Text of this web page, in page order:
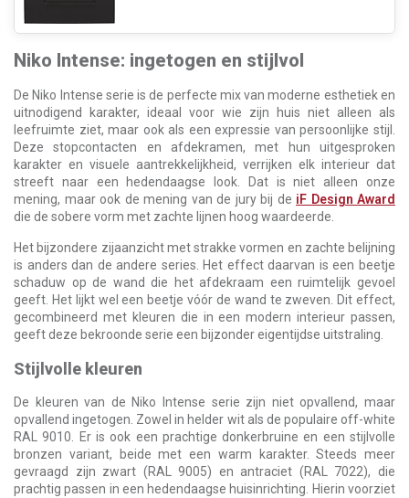
Niko Intense: ingetogen en stijlvol
De Niko Intense serie is de perfecte mix van moderne esthetiek en
uitnodigend karakter, ideaal voor wie zijn huis niet alleen als
leefruimte ziet, maar ook als een expressie van persoonlijke stijl.
Deze stopcontacten en afdekramen, met hun uitgesproken
karakter en visuele aantrekkelijkheid, verrijken elk interieur dat
streeft naar een hedendaagse look. Dat is niet alleen onze
mening, maar ook de mening van de jury bij de iF Design Award
die de sobere vorm met zachte lijnen hoog waardeerde.
Het bijzondere zijaanzicht met strakke vormen en zachte belijning
is anders dan de andere series. Het effect daarvan is een beetje
schaduw op de wand die het afdekraam een ruimtelijk gevoel
geeft. Het lijkt wel een beetje vóór de wand te zweven. Dit effect,
gecombineerd met kleuren die in een modern interieur passen,
geeft deze bekroonde serie een bijzonder eigentijdse uitstraling.
Stijlvolle kleuren
De kleuren van de Niko Intense serie zijn niet opvallend, maar
opvallend ingetogen. Zowel in helder wit als de populaire off-white
RAL 9010. Er is ook een prachtige donkerbruine en een stijlvolle
bronzen variant, beide met een warm karakter. Steeds meer
gevraagd zijn zwart (RAL 9005) en antraciet (RAL 7022), die
prachtig passen in een hedendaagse huisinrichting. Hierin voorziet